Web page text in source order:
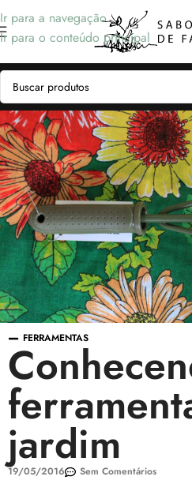
Ir para a navegação
Ir para o conteúdo principal
FERRAMENTAS
jardim
19/05/2016 Sem Comentários